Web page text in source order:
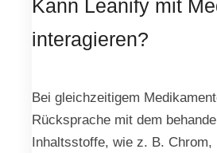
Kann Leanify mit
interagieren?
Bei gleichzeitigem
Rücksprache mit dem
Inhaltsstoffe, wie z. B.